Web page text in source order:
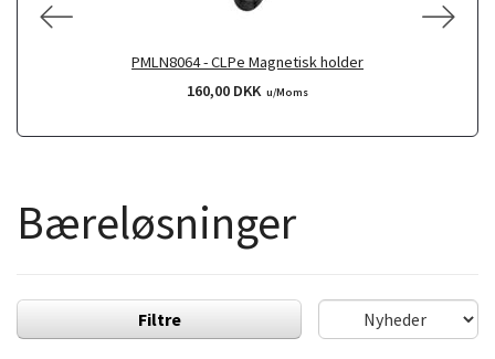
PMLN8064 - CLPe Magnetisk holder
160,00 DKK u/Moms
Bæreløsninger
Filtre